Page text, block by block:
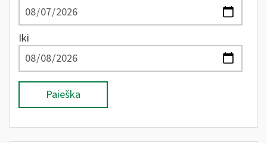
Iki
Paieška